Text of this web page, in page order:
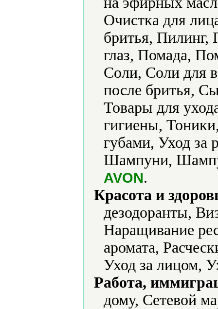
Очистка для
бритья, Пилинг,
глаз, Помада,
Соли, Соли для
после бритья,
Товары для
гигиены,
губами, Уход за
Шампуни,
AVON.
Красота и
дезодоранты,
Наращивание
аромата,
Уход за лицом,
Работа,
дому, Сетевой